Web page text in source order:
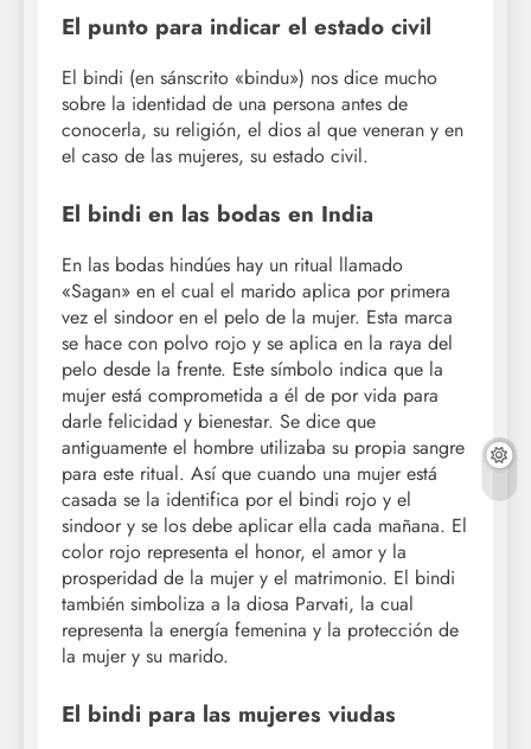
El punto para indicar el estado civil
El bindi (en sánscrito «bindu») nos dice mucho
sobre la identidad de una persona antes de
conocerla, su religión, el dios al que veneran y en
el caso de las mujeres, su estado civil.
El bindi en las bodas en India
En las bodas hindúes hay un ritual llamado
«Sagan» en el cual el marido aplica por primera
vez el sindoor en el pelo de la mujer. Esta marca
se hace con polvo rojo y se aplica en la raya del
pelo desde la frente. Este símbolo indica que la
mujer está comprometida a él de por vida para
darle felicidad y bienestar. Se dice que
antiguamente el hombre utilizaba su propia sangre
para este ritual. Así que cuando una mujer está
casada se la identifica por el bindi rojo y el
sindoor y se los debe aplicar ella cada mañana. El
color rojo representa el honor, el amor y la
prosperidad de la mujer y el matrimonio. El bindi
también simboliza a la diosa Parvati, la cual
representa la energía femenina y la protección de
la mujer y su marido.
El bindi para las mujeres viudas